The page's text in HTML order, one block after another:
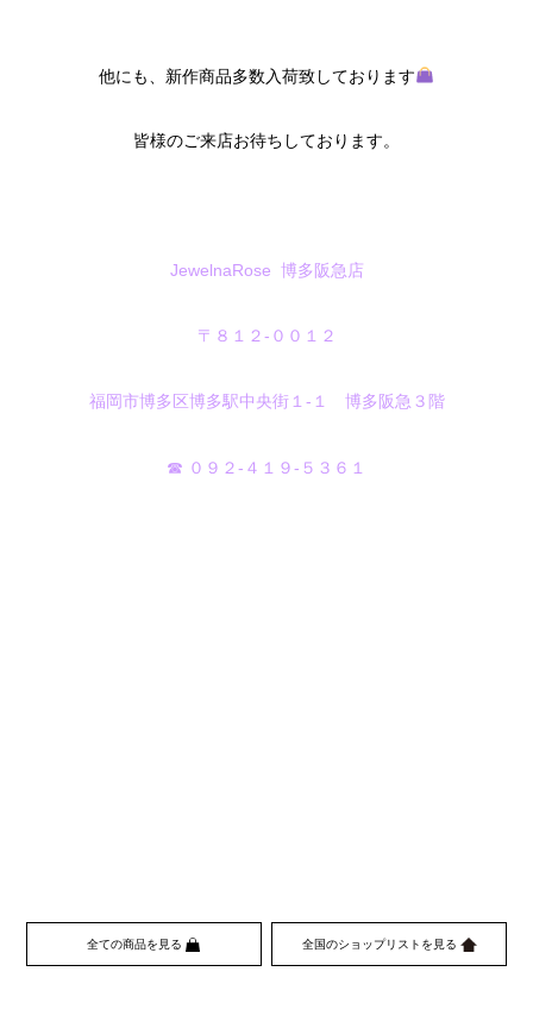
他にも、新作商品多数入荷致しております
皆様のご来店お待ちしております。
JewelnaRose 博多阪急店
〒８１２-００１２
福岡市博多区博多駅中央街１‐１ 博多阪急３階
☎ ０９２‐４１９‐５３６１
全ての商品を見る 全国のショップリストを見る